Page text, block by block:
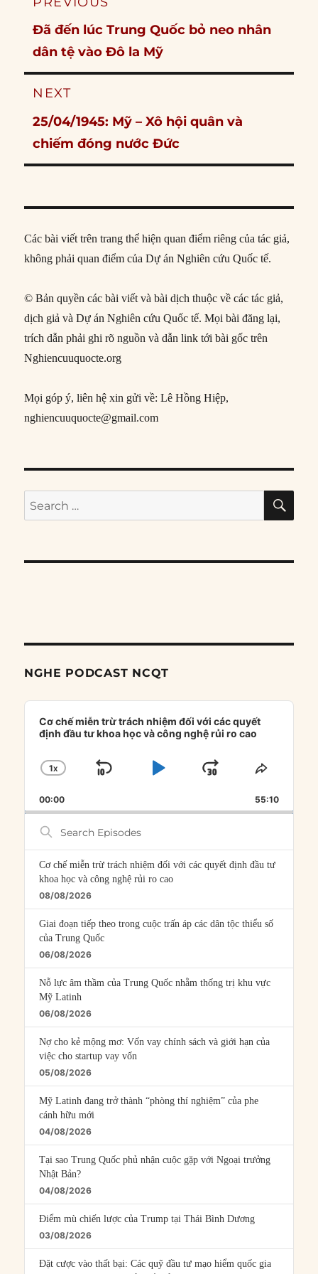
Previous
post:
Đã đến lúc Trung Quốc bỏ neo nhân
dân tệ vào Đô la Mỹ
NEXT
Next
post:
25/04/1945: Mỹ – Xô hội quân và
chiếm đóng nước Đức
Các bài viết trên trang thể hiện quan điểm riêng của tác giả,
không phải quan điểm của Dự án Nghiên cứu Quốc tế.
© Bản quyền các bài viết và bài dịch thuộc về các tác giả,
dịch giả và Dự án Nghiên cứu Quốc tế. Mọi bài đăng lại,
trích dẫn phải ghi rõ nguồn và dẫn link tới bài gốc trên
Nghiencuuquocte.org
Mọi góp ý, liên hệ xin gửi về: Lê Hồng Hiệp,
nghiencuuquocte@gmail.com
Search
for:
NGHE PODCAST NCQT
Audio
Player
Cơ chế miễn trừ trách nhiệm đối với các quyết
định đầu tư khoa học và công nghệ rủi ro cao
CHANGE
RATE
1X
SKIP
PLAYJUMP
FORWARD
SHARE
00:00 55:10
Search
Episodes
Cơ chế miễn trừ trách nhiệm đối với các quyết định đầu tư
khoa học và công nghệ rủi ro cao
08/08/2026
Giai đoạn tiếp theo trong cuộc trấn áp các dân tộc thiểu số
của Trung Quốc
06/08/2026
Nỗ lực âm thầm của Trung Quốc nhằm thống trị khu vực
Mỹ Latinh
06/08/2026
Nợ cho kẻ mộng mơ: Vốn vay chính sách và giới hạn của
việc cho startup vay vốn
05/08/2026
Mỹ Latinh đang trở thành “phòng thí nghiệm” của phe
cánh hữu mới
04/08/2026
Tại sao Trung Quốc phủ nhận cuộc gặp với Ngoại trưởng
Nhật Bản?
04/08/2026
Điểm mù chiến lược của Trump tại Thái Bình Dương
03/08/2026
Đặt cược vào thất bại: Các quỹ đầu tư mạo hiểm quốc gia